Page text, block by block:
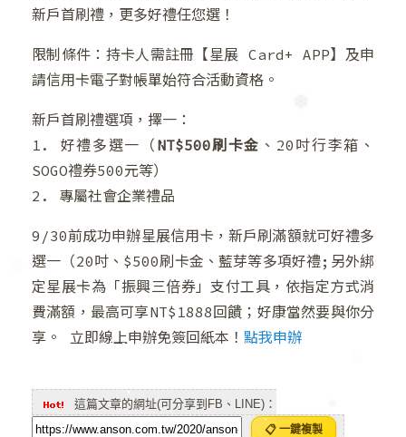
新戶首刷禮，更多好禮任您選！
限制條件：持卡人需註冊【星展 Card+ APP】及申
請信用卡電子對帳單始符合活動資格。
新戶首刷禮選項，擇一：
1. 好禮多選一（ NT$500刷卡金 、20吋行李箱、
SOGO禮券500元等）
2. 專屬社會企業禮品
9/30前成功申辦星展信用卡，新戶刷滿額就可好禮多
選一（20吋、$500刷卡金、藍芽等多項好禮;另外綁
定星展卡為「振興三倍券」支付工具，依指定方式消
費滿額，最高可享NT$1888回饋；好康當然要與你分
享。 立即線上申辦免簽回紙本！ 點我申辦
這篇文章的網址(可分享到FB、LINE)：
📋 一鍵複製
❆
❆